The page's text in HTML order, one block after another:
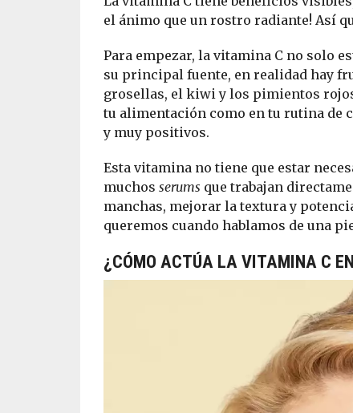
el ánimo que un rostro radiante! Así
Para empezar, la vitamina C no solo
su principal fuente, en realidad hay
grosellas, el kiwi y los pimientos
tu alimentación como en tu rutina de
y muy positivos.
Esta vitamina no tiene que estar
muchos serums que trabajan
manchas, mejorar la textura y
queremos cuando hablamos de una
¿CÓMO ACTÚA LA VITAMINA C